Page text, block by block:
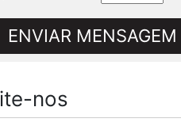
ENVIAR MENSAGEM
nos